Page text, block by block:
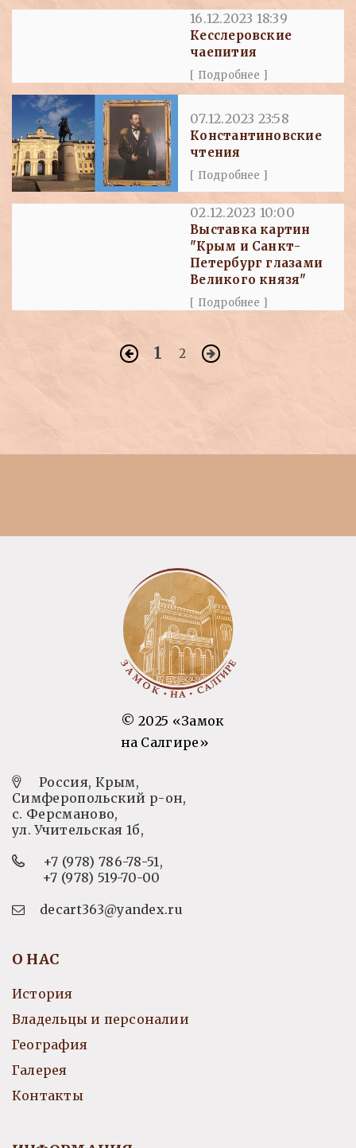
16.12.2023 18:39
Кесслеровские
чаепития
[ Подробнее ]
07.12.2023 23:58
Константиновские
чтения
[ Подробнее ]
02.12.2023 10:00
Выставка картин
"Крым и Санкт-
Петербург глазами
Великого князя"
[ Подробнее ]
1 2
© 2025 «Замок
на Салгире»
Россия, Крым,
Симферопольский р-он,
с. Ферсманово,
ул. Учительская 1б,
+7 (978) 786-78-51,
+7 (978) 519-70-00
decart363@yandex.ru
О НАС
История
Владельцы и персоналии
География
Галерея
Контакты